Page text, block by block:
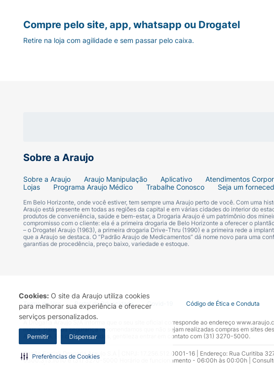
Cookies: O site da Araujo utiliza cookies
para melhorar sua experiência e oferecer
serviços personalizados.
Permitir Dispensar
Preferências de Cookies
Perfume prolongado
Vegano
Sobre a Araujo
Sobre a Araujo Araujo Manipulação Aplicativo Atendimentos
Lojas
Programa Araujo Médico Trabalhe Conosco Seja um
Em Belo Horizonte, onde você estiver, tem sempre uma Araujo perto de você. Com uma
Araujo está presente em todas as regiões da capital e em várias cidades do interior do
produtos de conveniência, saúde e bem-estar, a Drogaria Araujo é um patrimônio dos
compromisso com o cliente: ela é a primeira drogaria de Belo Horizonte a oferecer o
– o Drogatel Araujo (1963), a primeira drogaria Drive-Thru (1990) e a primeira rede a
que a Araujo se destaca. O “Padrão Araujo de Medicamentos” dá nome novo para uma
garantias de procedência, preço baixo, variedade e estoque.
Compre pelo site, app, whatsapp ou Drogatel
Retire na loja com agilidade e sem passar pelo caixa.
Termo de Uso Portal da Privacidade Covid-19 Código de Ética e Conduta
A Drogaria Araujo S/A informa que o seu site oficial corresponde ao endereço
marca. Para sua segurança recomendamos que não sejam realizadas compras em sites
Araujo S.A. Em caso de dúvidas, gentileza entrar em contato com (31) 3270-5000.
Razão Social: Drogaria Araujo S.A | CNPJ: 17.256.512.0001-16 | Endereço: Rua Curitiba
0300.313.1010 e (31) 3270-5000 Horário de funcionamento - 06:00h às 00:00h |